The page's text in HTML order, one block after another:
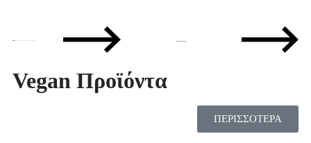
—
Vegan Προϊόντα
ΠΕΡΙΣΣΟΤΕΡΑ